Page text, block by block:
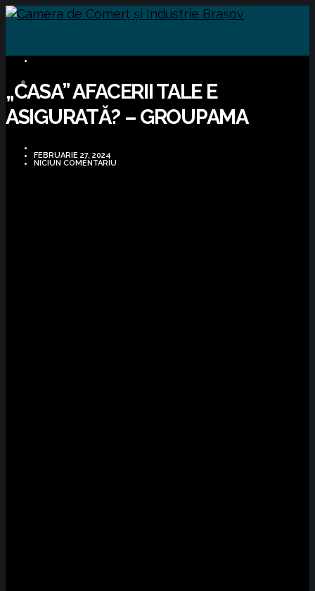
„CASA” AFACERII TALE E
ASIGURATĂ? – GROUPAMA
FEBRUARIE 27, 2024
NICIUN COMENTARIU